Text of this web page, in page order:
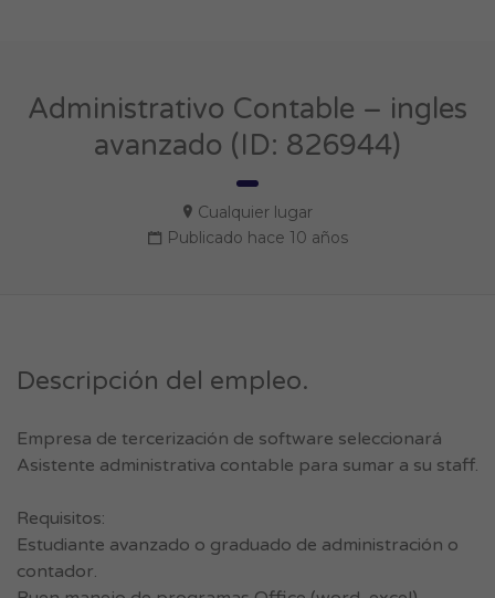
Administrativo Contable – ingles
avanzado (ID: 826944)
Cualquier lugar
Publicado hace 10 años
Descripción del empleo.
Empresa de tercerización de software seleccionará
Asistente administrativa contable para sumar a su staff.
Requisitos:
Estudiante avanzado o graduado de administración o
contador.